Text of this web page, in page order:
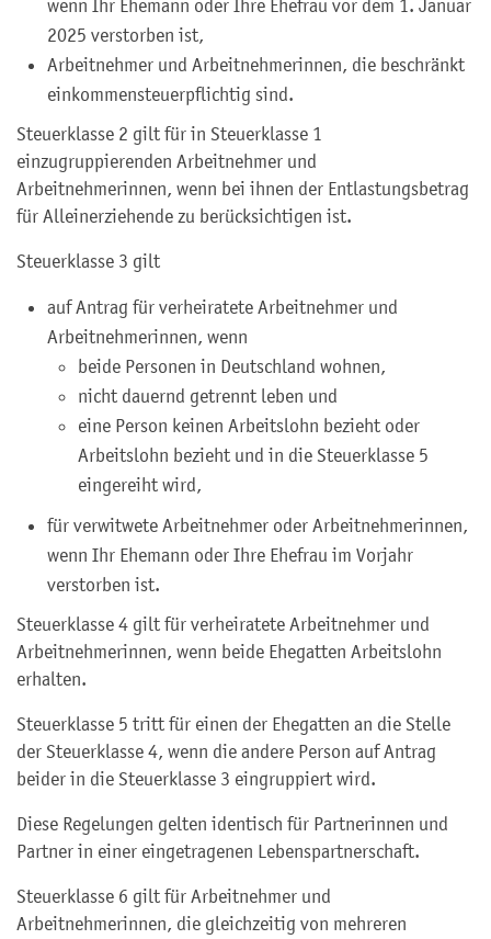
wenn Ihr Ehemann oder Ihre Ehefrau vor dem 1. Januar
2025 verstorben ist,
Arbeitnehmer und Arbeitnehmerinnen, die beschränkt
einkommensteuerpflichtig sind.
Steuerklasse 2 gilt für in Steuerklasse 1
einzugruppierenden Arbeitnehmer und
Arbeitnehmerinnen, wenn bei ihnen der Entlastungsbetrag
für Alleinerziehende zu berücksichtigen ist.
Steuerklasse 3 gilt
auf Antrag für verheiratete Arbeitnehmer und
Arbeitnehmerinnen, wenn
beide Personen in Deutschland wohnen,
nicht dauernd getrennt leben und
eine Person keinen Arbeitslohn bezieht oder
Arbeitslohn bezieht und in die Steuerklasse 5
eingereiht wird,
für verwitwete Arbeitnehmer oder Arbeitnehmerinnen,
wenn Ihr Ehemann oder Ihre Ehefrau im Vorjahr
verstorben ist.
Steuerklasse 4 gilt für verheiratete Arbeitnehmer und
Arbeitnehmerinnen, wenn beide Ehegatten Arbeitslohn
erhalten.
Steuerklasse 5 tritt für einen der Ehegatten an die Stelle
der Steuerklasse 4, wenn die andere Person auf Antrag
beider in die Steuerklasse 3 eingruppiert wird.
Diese Regelungen gelten identisch für Partnerinnen und
Partner in einer eingetragenen Lebenspartnerschaft.
Steuerklasse 6 gilt für Arbeitnehmer und
Arbeitnehmerinnen, die gleichzeitig von mehreren